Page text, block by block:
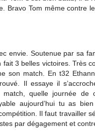
Bravo Tom même contre
envie. Soutenue par sa
3 belles victoires. Très
son match. En t32
Il essaye il
quelle journée de
aujourd’hui tu as
Il faut travailler
par dégagement et